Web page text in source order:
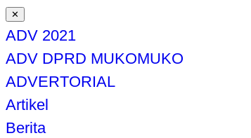
✕
ADV 2021
ADV DPRD MUKOMUKO
ADVERTORIAL
Artikel
Berita